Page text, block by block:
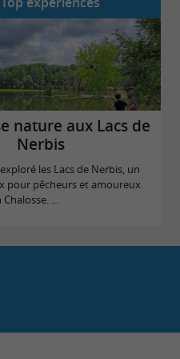
nature aux Lacs de
Nerbis
les Lacs de Nerbis, un
pour pêcheurs et amoureux
...